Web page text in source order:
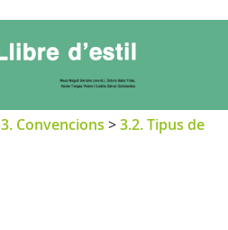
3. Convencions >3.2. Tipus de